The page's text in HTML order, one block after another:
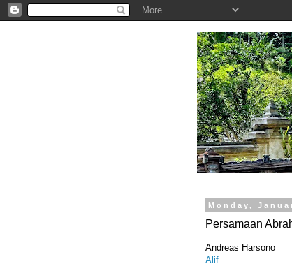
.
Monday,
Persamaan
Andreas Harsono
Alif